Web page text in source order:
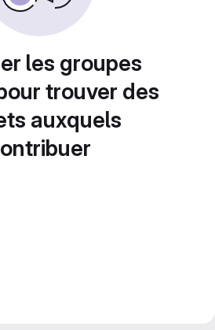
les groupes
trouver des
auxquels